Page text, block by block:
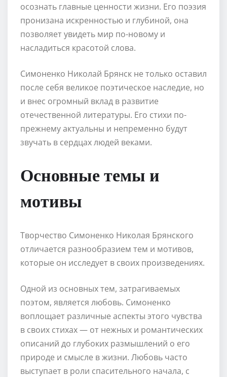
осознать главные ценности жизни. Его поэзия
пронизана искренностью и глубиной, она
позволяет увидеть мир по-новому и
насладиться красотой слова.
Симоненко Николай Брянск не только оставил
после себя великое поэтическое наследие, но
и внес огромный вклад в развитие
отечественной литературы. Его стихи по-
прежнему актуальны и непременно будут
звучать в сердцах людей веками.
Основные темы и
мотивы
Творчество Симоненко Николая Брянского
отличается разнообразием тем и мотивов,
которые он исследует в своих произведениях.
Одной из основных тем, затрагиваемых
поэтом, является любовь. Симоненко
воплощает различные аспекты этого чувства
в своих стихах — от нежных и романтических
описаний до глубоких размышлений о его
природе и смысле в жизни. Любовь часто
выступает в роли спасительного начала, с